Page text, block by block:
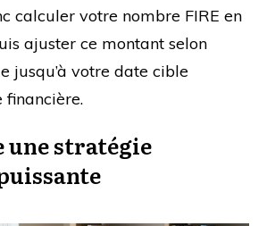
calculer votre nombre FIRE en
ajuster ce montant selon
jusqu’à votre date cible
financière.
stratégie